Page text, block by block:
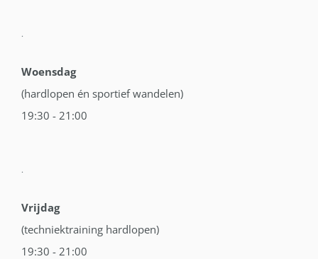
.
Woensdag
(hardlopen én sportief wandelen)
19:30 - 21:00
.
Vrijdag
(techniektraining hardlopen)
19:30 - 21:00